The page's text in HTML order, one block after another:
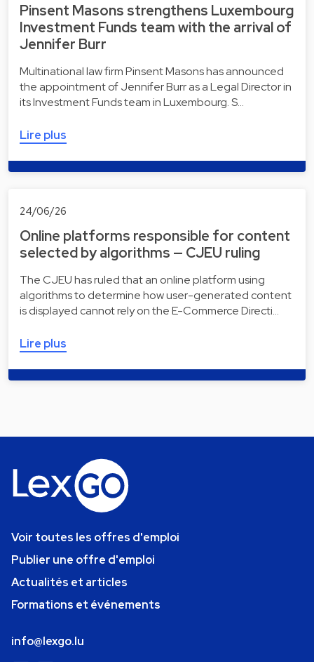
Pinsent Masons strengthens Luxembourg
Investment Funds team with the arrival of
Jennifer Burr
Multinational law firm Pinsent Masons has announced
the appointment of Jennifer Burr as a Legal Director in
its Investment Funds team in Luxembourg. S…
Lire plus
24/06/26
Online platforms responsible for content
selected by algorithms — CJEU ruling
The CJEU has ruled that an online platform using
algorithms to determine how user-generated content
is displayed cannot rely on the E-Commerce Directi…
Lire plus
Voir toutes les offres d'emploi
Publier une offre d'emploi
Actualités et articles
Formations et événements
info@lexgo.lu